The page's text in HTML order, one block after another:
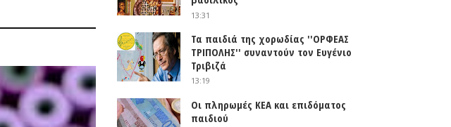
13:31
Τα παιδιά της χορωδίας ''ΟΡΦΕΑΣ
ΤΡΙΠΟΛΗΣ'' συναντούν τον Ευγένιο
Τριβιζά
13:19
Οι πληρωμές ΚΕΑ και επιδόματος
παιδιού